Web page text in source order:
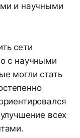
и научными
сети
с научными
могли стать
всех